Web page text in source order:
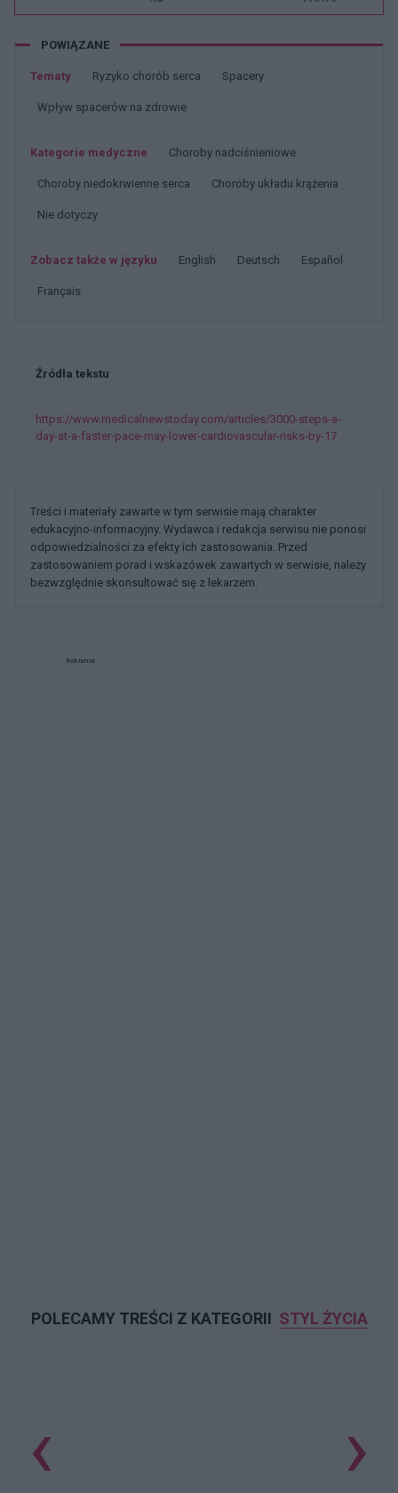
POWIĄZANE
Tematy Ryzyko chorób serca Spacery
Wpływ spacerów na zdrowie
Kategorie medyczne Choroby nadciśnieniowe
Choroby niedokrwienne serca Choroby układu krążenia
Nie dotyczy
Zobacz także w języku english deutsch español
français
Źródła tekstu
https://www.medicalnewstoday.com/articles/3000-steps-a-
day-at-a-faster-pace-may-lower-cardiovascular-risks-by-17
Treści i materiały zawarte w tym serwisie mają charakter
edukacyjno-informacyjny. Wydawca i redakcja serwisu nie ponosi
odpowiedzialności za efekty ich zastosowania. Przed
zastosowaniem porad i wskazówek zawartych w serwisie, należy
bezwzględnie skonsultować się z lekarzem.
Reklama:
POLECAMY TREŚCI Z KATEGORII STYL ŻYCIA
‹ ›